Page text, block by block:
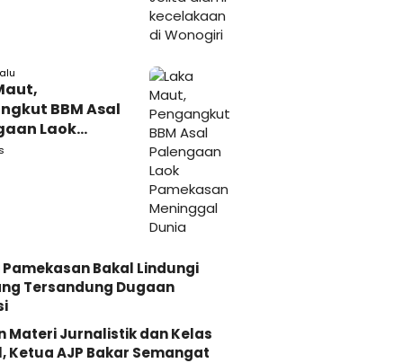
BBM Asal
Laok
Bakal Lindungi
Tersandung Dugaan
Materi Jurnalistik dan Kelas
Ketua AJP Bakar Semangat